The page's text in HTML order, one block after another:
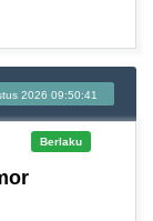
2026 09:50:41
Berlaku